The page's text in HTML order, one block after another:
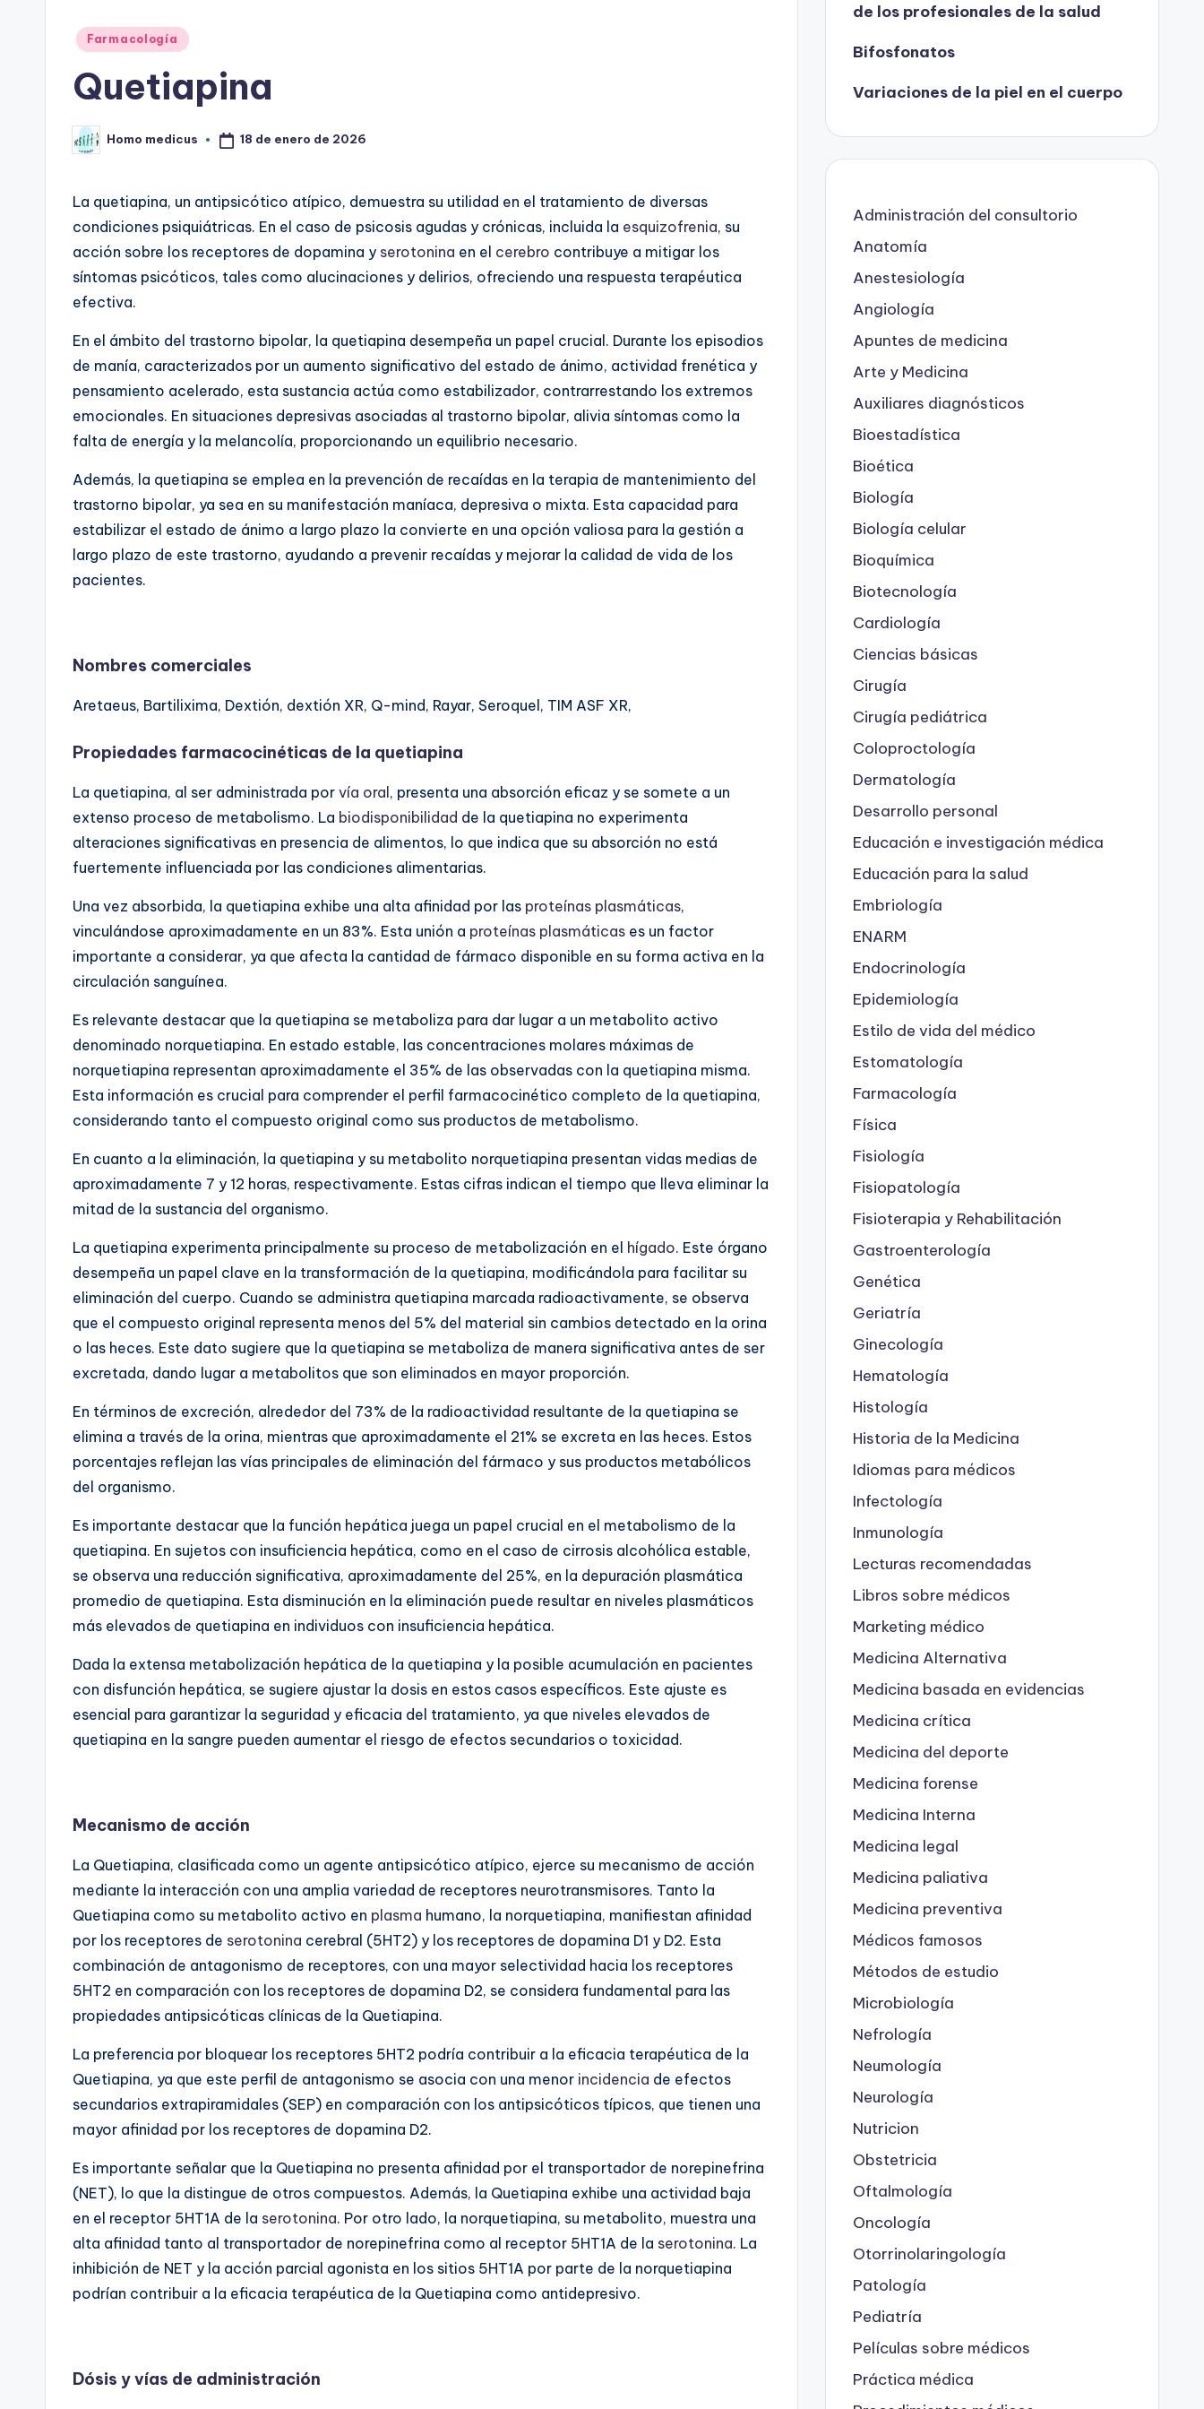
Publicado
Farmacología
Quetiapina
Publicado
por
Homo medicus 18 de enero de 2026
La quetiapina, un antipsicótico atípico, demuestra su utilidad en el tratamiento de diversas
condiciones psiquiátricas. En el caso de psicosis agudas y crónicas, incluida la esquizofrenia, su
acción sobre los receptores de dopamina y serotonina en el cerebro contribuye a mitigar los
síntomas psicóticos, tales como alucinaciones y delirios, ofreciendo una respuesta terapéutica
efectiva.
En el ámbito del trastorno bipolar, la quetiapina desempeña un papel crucial. Durante los episodios
de manía, caracterizados por un aumento significativo del estado de ánimo, actividad frenética y
pensamiento acelerado, esta sustancia actúa como estabilizador, contrarrestando los extremos
emocionales. En situaciones depresivas asociadas al trastorno bipolar, alivia síntomas como la
falta de energía y la melancolía, proporcionando un equilibrio necesario.
Además, la quetiapina se emplea en la prevención de recaídas en la terapia de mantenimiento del
trastorno bipolar, ya sea en su manifestación maníaca, depresiva o mixta. Esta capacidad para
estabilizar el estado de ánimo a largo plazo la convierte en una opción valiosa para la gestión a
largo plazo de este trastorno, ayudando a prevenir recaídas y mejorar la calidad de vida de los
pacientes.
Nombres comerciales
Aretaeus, Bartilixima, Dextión, dextión XR, Q-mind, Rayar, Seroquel, TIM ASF XR,
Propiedades farmacocinéticas de la quetiapina
La quetiapina, al ser administrada por vía oral, presenta una absorción eficaz y se somete a un
extenso proceso de metabolismo. La biodisponibilidad de la quetiapina no experimenta
alteraciones significativas en presencia de alimentos, lo que indica que su absorción no está
fuertemente influenciada por las condiciones alimentarias.
Una vez absorbida, la quetiapina exhibe una alta afinidad por las proteínas plasmáticas,
vinculándose aproximadamente en un 83%. Esta unión a proteínas plasmáticas es un factor
importante a considerar, ya que afecta la cantidad de fármaco disponible en su forma activa en la
circulación sanguínea.
Es relevante destacar que la quetiapina se metaboliza para dar lugar a un metabolito activo
denominado norquetiapina. En estado estable, las concentraciones molares máximas de
norquetiapina representan aproximadamente el 35% de las observadas con la quetiapina misma.
Esta información es crucial para comprender el perfil farmacocinético completo de la quetiapina,
considerando tanto el compuesto original como sus productos de metabolismo.
En cuanto a la eliminación, la quetiapina y su metabolito norquetiapina presentan vidas medias de
aproximadamente 7 y 12 horas, respectivamente. Estas cifras indican el tiempo que lleva eliminar la
mitad de la sustancia del organismo.
La quetiapina experimenta principalmente su proceso de metabolización en el hígado. Este órgano
desempeña un papel clave en la transformación de la quetiapina, modificándola para facilitar su
eliminación del cuerpo. Cuando se administra quetiapina marcada radioactivamente, se observa
que el compuesto original representa menos del 5% del material sin cambios detectado en la orina
o las heces. Este dato sugiere que la quetiapina se metaboliza de manera significativa antes de ser
excretada, dando lugar a metabolitos que son eliminados en mayor proporción.
En términos de excreción, alrededor del 73% de la radioactividad resultante de la quetiapina se
elimina a través de la orina, mientras que aproximadamente el 21% se excreta en las heces. Estos
porcentajes reflejan las vías principales de eliminación del fármaco y sus productos metabólicos
del organismo.
Es importante destacar que la función hepática juega un papel crucial en el metabolismo de la
quetiapina. En sujetos con insuficiencia hepática, como en el caso de cirrosis alcohólica estable,
se observa una reducción significativa, aproximadamente del 25%, en la depuración plasmática
promedio de quetiapina. Esta disminución en la eliminación puede resultar en niveles plasmáticos
más elevados de quetiapina en individuos con insuficiencia hepática.
Dada la extensa metabolización hepática de la quetiapina y la posible acumulación en pacientes
con disfunción hepática, se sugiere ajustar la dosis en estos casos específicos. Este ajuste es
esencial para garantizar la seguridad y eficacia del tratamiento, ya que niveles elevados de
quetiapina en la sangre pueden aumentar el riesgo de efectos secundarios o toxicidad.
Mecanismo de acción
La Quetiapina, clasificada como un agente antipsicótico atípico, ejerce su mecanismo de acción
mediante la interacción con una amplia variedad de receptores neurotransmisores. Tanto la
Quetiapina como su metabolito activo en plasma humano, la norquetiapina, manifiestan afinidad
por los receptores de serotonina cerebral (5HT2) y los receptores de dopamina D1 y D2. Esta
combinación de antagonismo de receptores, con una mayor selectividad hacia los receptores
5HT2 en comparación con los receptores de dopamina D2, se considera fundamental para las
propiedades antipsicóticas clínicas de la Quetiapina.
La preferencia por bloquear los receptores 5HT2 podría contribuir a la eficacia terapéutica de la
Quetiapina, ya que este perfil de antagonismo se asocia con una menor incidencia de efectos
secundarios extrapiramidales (SEP) en comparación con los antipsicóticos típicos, que tienen una
mayor afinidad por los receptores de dopamina D2.
Es importante señalar que la Quetiapina no presenta afinidad por el transportador de norepinefrina
(NET), lo que la distingue de otros compuestos. Además, la Quetiapina exhibe una actividad baja
en el receptor 5HT1A de la serotonina. Por otro lado, la norquetiapina, su metabolito, muestra una
alta afinidad tanto al transportador de norepinefrina como al receptor 5HT1A de la serotonina. La
inhibición de NET y la acción parcial agonista en los sitios 5HT1A por parte de la norquetiapina
podrían contribuir a la eficacia terapéutica de la Quetiapina como antidepresivo.
Dósis y vías de administración
de los profesionales de la salud
Bifosfonatos
Variaciones de la piel en el cuerpo
Administración del consultorio
Anatomía
Anestesiología
Angiología
Apuntes de medicina
Arte y Medicina
Auxiliares diagnósticos
Bioestadística
Bioética
Biología
Biología celular
Bioquímica
Biotecnología
Cardiología
Ciencias básicas
Cirugía
Cirugía pediátrica
Coloproctología
Dermatología
Desarrollo personal
Educación e investigación médica
Educación para la salud
Embriología
ENARM
Endocrinología
Epidemiología
Estilo de vida del médico
Estomatología
Farmacología
Física
Fisiología
Fisiopatología
Fisioterapia y Rehabilitación
Gastroenterología
Genética
Geriatría
Ginecología
Hematología
Histología
Historia de la Medicina
Idiomas para médicos
Infectología
Inmunología
Lecturas recomendadas
Libros sobre médicos
Marketing médico
Medicina Alternativa
Medicina basada en evidencias
Medicina crítica
Medicina del deporte
Medicina forense
Medicina Interna
Medicina legal
Medicina paliativa
Medicina preventiva
Médicos famosos
Métodos de estudio
Microbiología
Nefrología
Neumología
Neurología
Nutricion
Obstetricia
Oftalmología
Oncología
Otorrinolaringología
Patología
Pediatría
Películas sobre médicos
Práctica médica